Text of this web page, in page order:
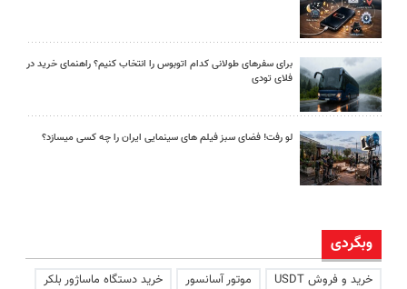
برای سفرهای طولانی کدام اتوبوس را انتخاب کنیم؟ راهنمای خرید در
فلای تودی
لو رفت! فضای سبز فیلم های سینمایی ایران را چه کسی میسازد؟
وبگردی
خرید و فروش USDT موتور آسانسور
خرید دستگاه ماساژور بلکر